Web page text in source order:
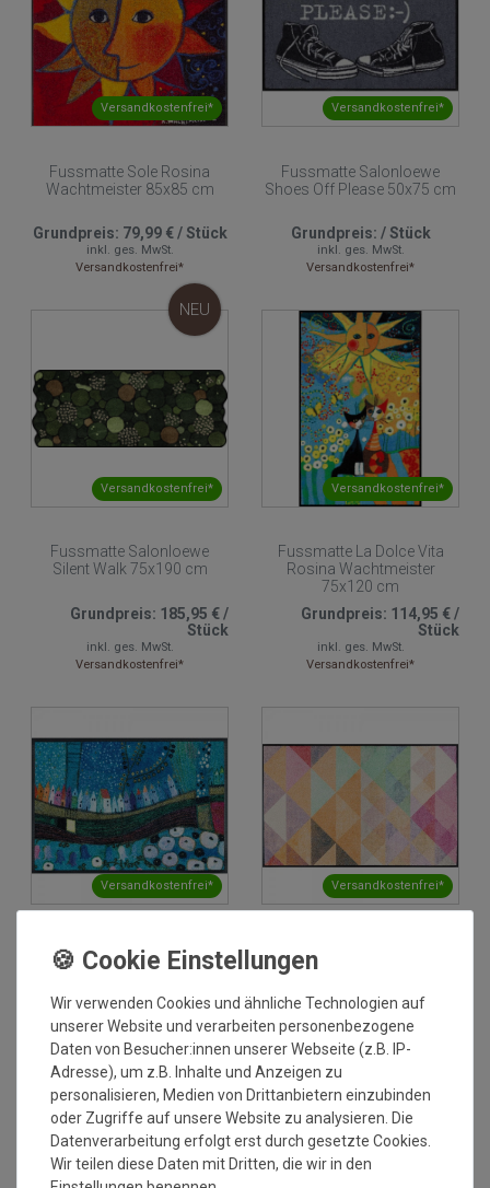
Versandkostenfrei*
Fussmatte Sole Rosina
Wachtmeister 85x85 cm
Grundpreis: 79,99 €/Stück
inkl. ges. MwSt.
Versandkostenfrei*
Versandkostenfrei*
Fussmatte Salonloewe
Shoes Off Please 50x75 cm
Grundpreis: /Stück
inkl. ges. MwSt.
Versandkostenfrei*
Versandkostenfrei*
NEU
Fussmatte Salonloewe
Silent Walk 75x190 cm
Grundpreis: 185,95 €/
Stück
inkl. ges. MwSt.
Versandkostenfrei*
Versandkostenfrei*
Fussmatte La Dolce Vita
Rosina Wachtmeister
75x120 cm
Grundpreis: 114,95 €/
Stück
inkl. ges. MwSt.
Versandkostenfrei*
Versandkostenfrei*
Fussmatte wash+dry Design
Stadt in Blau 75x120 cm
Grundpreis:119,95 €/
Stück
inkl. ges. MwSt.
Versandkostenfrei*
Snorre 75x120 cm
Grundpreis:119,95 €
inkl. ges. MwSt.
Versandkostenfrei*
Wir verwenden Cookies und ähnliche Technologien auf
unserer Website und verarbeiten personenbezogene
Daten von Besucher:innen unserer Webseite (z.B. IP-
Adresse), um z.B. Inhalte und Anzeigen zu
personalisieren, Medien von Drittanbietern einzubinden
oder Zugriffe auf unsere Website zu analysieren. Die
Datenverarbeitung erfolgt erst durch gesetzte Cookies.
Wir teilen diese Daten mit Dritten, die wir in den